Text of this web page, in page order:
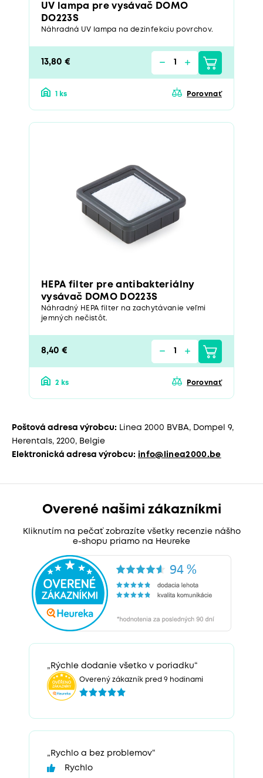
UV lampa pre vysávač DOMO
DO223S
Náhradná UV lampa na dezinfekciu povrchov.
13,80 €
1 ks Porovnať
HEPA filter pre antibakteriálny
vysávač DOMO DO223S
Náhradný HEPA filter na zachytávanie veľmi
jemných nečistôt.
8,40 €
2 ks Porovnať
Poštová adresa výrobcu: Linea 2000 BVBA, Dompel 9,
Herentals, 2200, Belgie
Elektronická adresa výrobcu: info@linea2000.be
Overené našimi zákazníkmi
Kliknutím na pečať zobrazíte všetky recenzie nášho
e-shopu priamo na Heureke
„Rýchle dodanie všetko v poriadku“
Overený zákazník pred 9 hodinami
„Rychlo a bez problemov“
Rychlo